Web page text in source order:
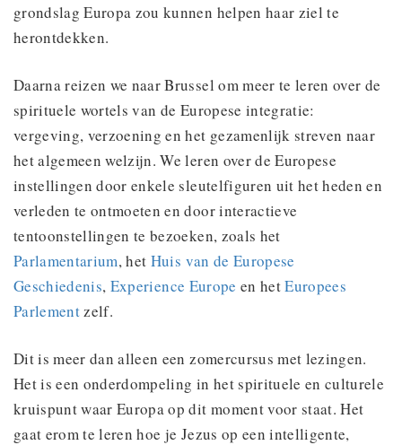
grondslag Europa zou kunnen helpen haar ziel te
herontdekken.
Daarna reizen we naar Brussel om meer te leren over de
spirituele wortels van de Europese integratie:
vergeving, verzoening en het gezamenlijk streven naar
het algemeen welzijn. We leren over de Europese
instellingen door enkele sleutelfiguren uit het heden en
verleden te ontmoeten en door interactieve
tentoonstellingen te bezoeken, zoals het
Parlamentarium, het Huis van de Europese
Geschiedenis, Experience Europe en hetEuropees
Parlementzelf.
Dit is meer dan alleen een zomercursus met lezingen.
Het is een onderdompeling in het spirituele en culturele
kruispunt waar Europa op dit moment voor staat. Het
gaat erom te leren hoe je Jezus op een intelligente,